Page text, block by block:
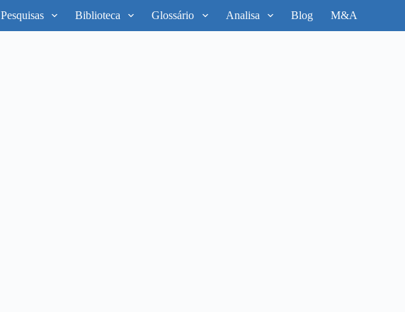
Pesquisas Biblioteca Glossário Analisa Blog M&A